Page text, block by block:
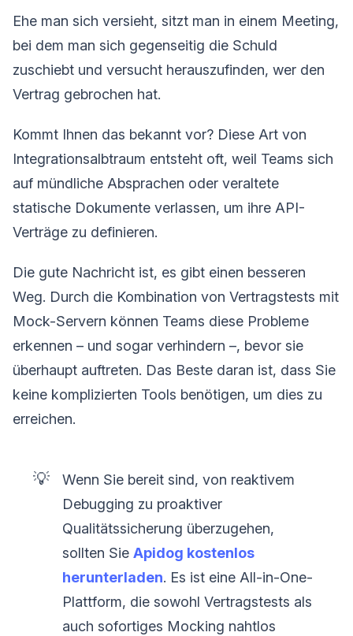
Ehe man sich versieht, sitzt man in einem Meeting,
bei dem man sich gegenseitig die Schuld
zuschiebt und versucht herauszufinden, wer den
Vertrag gebrochen hat.
Kommt Ihnen das bekannt vor? Diese Art von
Integrationsalbtraum entsteht oft, weil Teams sich
auf mündliche Absprachen oder veraltete
statische Dokumente verlassen, um ihre API-
Verträge zu definieren.
Die gute Nachricht ist, es gibt einen besseren
Weg. Durch die Kombination von Vertragstests mit
Mock-Servern können Teams diese Probleme
erkennen – und sogar verhindern –, bevor sie
überhaupt auftreten. Das Beste daran ist, dass Sie
keine komplizierten Tools benötigen, um dies zu
erreichen.
💡
Wenn Sie bereit sind, von reaktivem
Debugging zu proaktiver
Qualitätssicherung überzugehen,
sollten SieApidog kostenlos
herunterladen. Es ist eine All-in-One-
Plattform, die sowohl Vertragstests als
auch sofortiges Mocking nahtlos